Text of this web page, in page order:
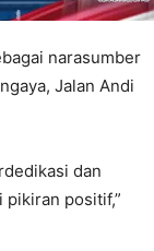
narasumber
Jalan Andi
dan
pikiran positif,”